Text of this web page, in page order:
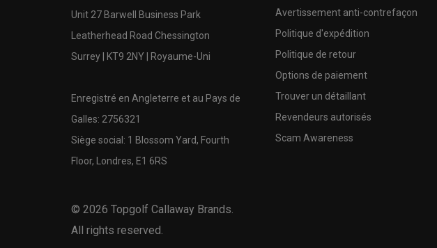
Unit 27 Barwell Business Park
Leatherhead Road Chessington
Surrey | KT9 2NY | Royaume-Uni
Enregistré en Angleterre et au Pays de
Galles: 2756321
Siège social: 1 Blossom Yard, Fourth
Floor, Londres, E1 6RS
© 2026 Topgolf Callaway Brands.
All rights reserved.
Avertissement anti-contrefaçon
Politique d'expédition
Politique de retour
Options de paiement
Trouver un détaillant
Revendeurs autorisés
Scam Awareness